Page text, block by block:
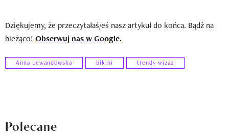
Dziękujemy, że przeczytałaś/eś nasz artykuł do końca. Bądź na
bieżąco! Obserwuj nas w Google.
Anna Lewandowska bikini trendy wizaz
Polecane